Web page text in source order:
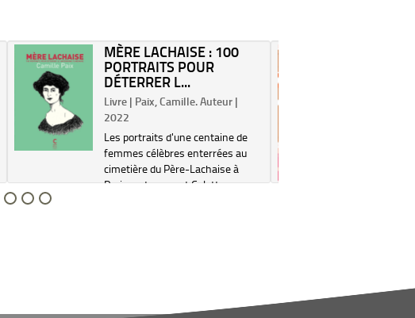
MÈRE LACHAISE : 100
PORTRAITS POUR
DÉTERRER L...
Livre | Paix, Camille. Auteur |
2022
Les portraits d'une centaine de
femmes célèbres enterrées au
cimetière du Père-Lachaise à
Paris, notamment Colette,